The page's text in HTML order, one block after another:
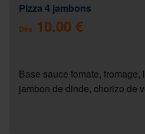
Pizza 4 jambons
Dès 10.00 €
Base sauce tomate, fromage,
jambon de dinde, chorizo de